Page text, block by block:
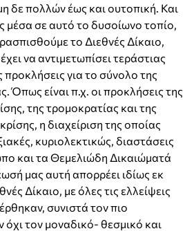
δε πολλών έως και ουτοπική. Και
μέσα σε αυτό το δυσοίωνο τοπίο,
το Διεθνές Δίκαιο,
να αντιμετωπίσει τεράστιας
προκλήσεις για το σύνολο της
Όπως είναι π.χ. οι προκλήσεις της
της τρομοκρατίας και της
η διαχείριση της οποίας
κυριολεκτικώς, διαστάσεις
και τα Θεμελιώδη Δικαιώματά
μας αυτή απορρέει ιδίως εκ
Δίκαιο, με όλες τις ελλείψεις
συνιστά τον πιο
τον μοναδικό- θεσμικό και